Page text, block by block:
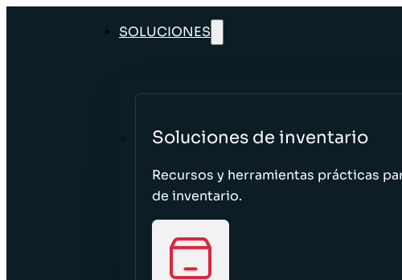
SOLUCIONES
Soluciones de inventario
Recursos y herramientas prácticas
de inventario.